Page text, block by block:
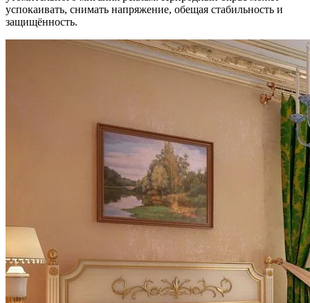
успокаивать, снимать напряжение, обещая стабильность и
защищённость.